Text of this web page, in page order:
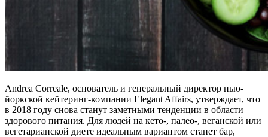
Andrea Correale, основатель и генеральный директор нью-
йоркской кейтеринг-компании Elegant Affairs, утверждает, что
в 2018 году снова станут заметными тенденции в области
здорового питания. Для людей на кето-, палео-, веганской или
вегетарианской диете идеальным вариантом станет бар,